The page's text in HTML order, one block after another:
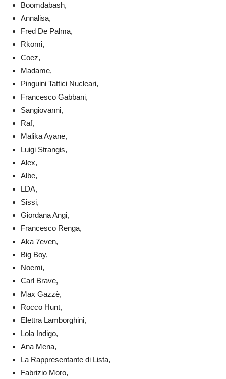
Boomdabash,
Annalisa,
Fred De Palma,
Rkomi,
Coez,
Madame,
Pinguini Tattici Nucleari,
Francesco Gabbani,
Sangiovanni,
Raf,
Malika Ayane,
Luigi Strangis,
Alex,
Albe,
LDA,
Sissi,
Giordana Angi,
Francesco Renga,
Aka 7even,
Big Boy,
Noemi,
Carl Brave,
Max Gazzè,
Rocco Hunt,
Elettra Lamborghini,
Lola Indigo,
Ana Mena,
La Rappresentante di Lista,
Fabrizio Moro,